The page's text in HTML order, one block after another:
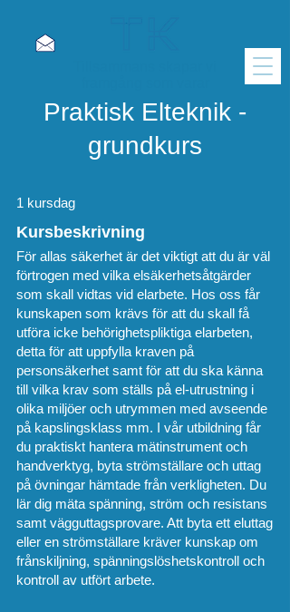
Praktisk Elteknik -
grundkurs
1 kursdag
Kursbeskrivning
För allas säkerhet är det viktigt att du är väl
förtrogen med vilka elsäkerhetsåtgärder
som skall vidtas vid elarbete. Hos oss får
kunskapen som krävs för att du skall få
utföra icke behörighetspliktiga elarbeten,
detta för att uppfylla kraven på
personsäkerhet samt för att du ska känna
till vilka krav som ställs på el-utrustning i
olika miljöer och utrymmen med avseende
på kapslingsklass mm. I vår utbildning får
du praktiskt hantera mätinstrument och
handverktyg, byta strömställare och uttag
på övningar hämtade från verkligheten. Du
lär dig mäta spänning, ström och resistans
samt vägguttagsprovare. Att byta ett eluttag
eller en strömställare kräver kunskap om
frånskiljning, spänningslöshetskontroll och
kontroll av utfört arbete.